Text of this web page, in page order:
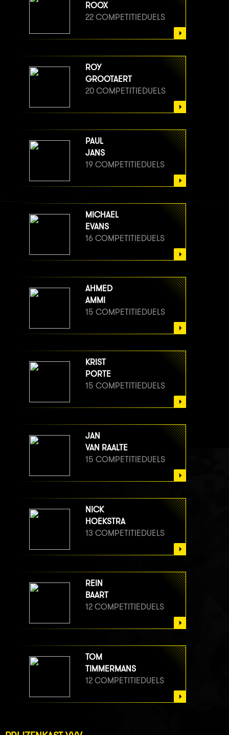
ROOX
22 COMPETITIEDUELS
ROY
GROOTAERT
20 COMPETITIEDUELS
PAUL
JANS
19 COMPETITIEDUELS
MICHAEL
EVANS
16 COMPETITIEDUELS
AHMED
AMMI
15 COMPETITIEDUELS
KRIST
PORTE
15 COMPETITIEDUELS
JAN
VAN RAALTE
15 COMPETITIEDUELS
NICK
HOEKSTRA
13 COMPETITIEDUELS
REIN
BAART
12 COMPETITIEDUELS
TOM
TIMMERMANS
12 COMPETITIEDUELS